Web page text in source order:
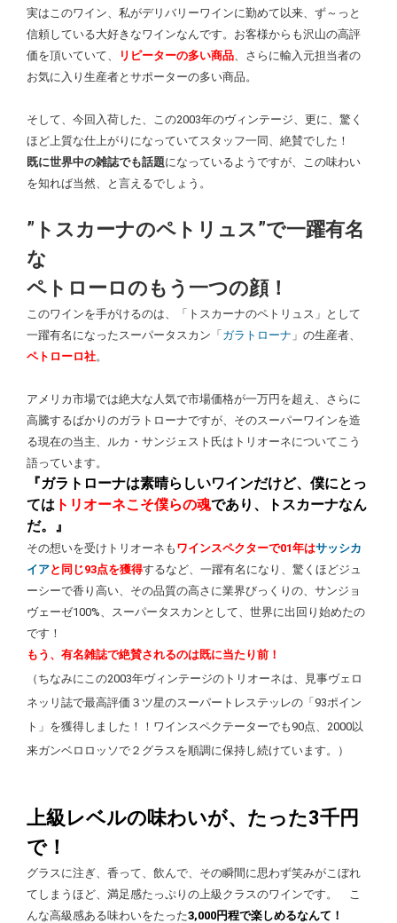
実はこのワイン、私がデリバリーワインに勤めて以来、ず～っと
信頼している大好きなワインなんです。お客様からも沢山の高評
価を頂いていて、
リピーターの多い商品、さらに輸入元担当者の
お気に入り生産者とサポーターの多い商品。
そして、今回入荷した、この2003年のヴィンテージ、更に、驚く
ほど上質な仕上がりになっていてスタッフ一同、絶賛でした！
既に世界中の雑誌でも話題になっているようですが、この味わい
を知れば当然、と言えるでしょう。
”トスカーナのペトリュス”で一躍有名
な
ペトローロのもう一つの顔！
このワインを手がけるのは、「トスカーナのペトリュス」として
一躍有名になったスーパータスカン「 ガラトローナ 」の生産者、
ペトローロ社。
アメリカ市場では絶大な人気で市場価格が一万円を超え、さらに
高騰するばかりのガラトローナですが、そのスーパーワインを造
る現在の当主、ルカ・サンジェスト氏はトリオーネについてこう
語っています。
『ガラトローナは素晴らしいワインだけど、僕にとっ
ては トリオーネこそ僕らの魂であり、トスカーナなん
だ。』
その想いを受けトリオーネも ワインスペクターで01年はサッシカ
イアと同じ93点を獲得するなど、一躍有名になり、驚くほどジュ
ーシーで香り高い、その品質の高さに業界びっくりの、サンジョ
ヴェーゼ100%、スーパータスカンとして、世界に出回り始めたの
です！
もう、有名雑誌で絶賛されるのは既に当たり前！
（ちなみにこの2003年ヴィンテージのトリオーネは、見事ヴェロ
ネッリ誌で最高評価３ツ星のスーパートレステッレの「93ポイン
ト」を獲得しました！！ワインスペクテーターでも90点、2000以
来ガンベロロッソで２グラスを順調に保持し続けています。）
上級レベルの味わいが、たった3千円
で！
グラスに注ぎ、香って、飲んで、その瞬間に思わず笑みがこぼれ
てしまうほど、満足感たっぷりの上級クラスのワインです。 こ
んな高級感ある味わいをたった3,000円程で楽しめるなんて！